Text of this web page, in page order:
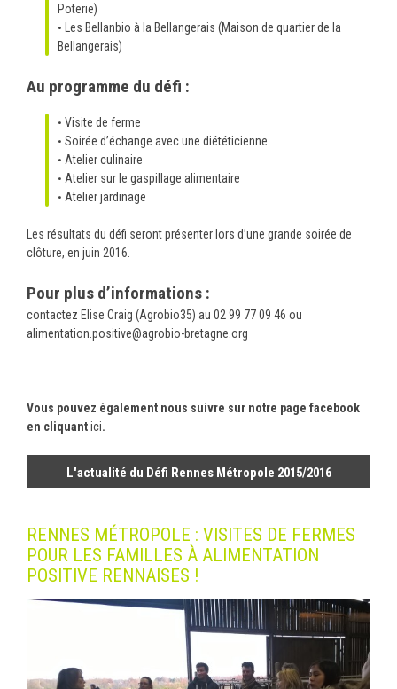
Poterie)
Les Bellanbio à la Bellangerais (Maison de quartier de la
Bellangerais)
Au programme du défi :
Visite de ferme
Soirée d’échange avec une diététicienne
Atelier culinaire
Atelier sur le gaspillage alimentaire
Atelier jardinage
Les résultats du défi seront présenter lors d’une grande soirée de
clôture, en juin 2016.
Pour plus d’informations :
contactez Elise Craig (Agrobio35) au 02 99 77 09 46 ou
alimentation.positive@agrobio-bretagne.org
Vous pouvez également nous suivre sur notre page facebook
en cliquantici.
L'actualité du Défi Rennes Métropole 2015/2016
RENNES MÉTROPOLE : VISITES DE FERMES
POUR LES FAMILLES À ALIMENTATION
POSITIVE RENNAISES !